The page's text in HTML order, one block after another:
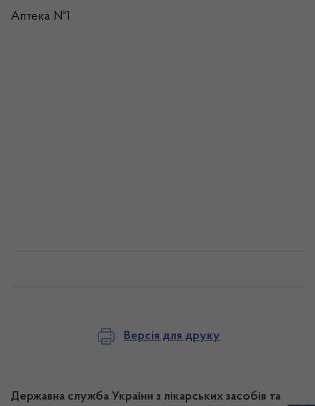
Аптека №1
Версія для друку
Державна служба України з лікарських засобів та